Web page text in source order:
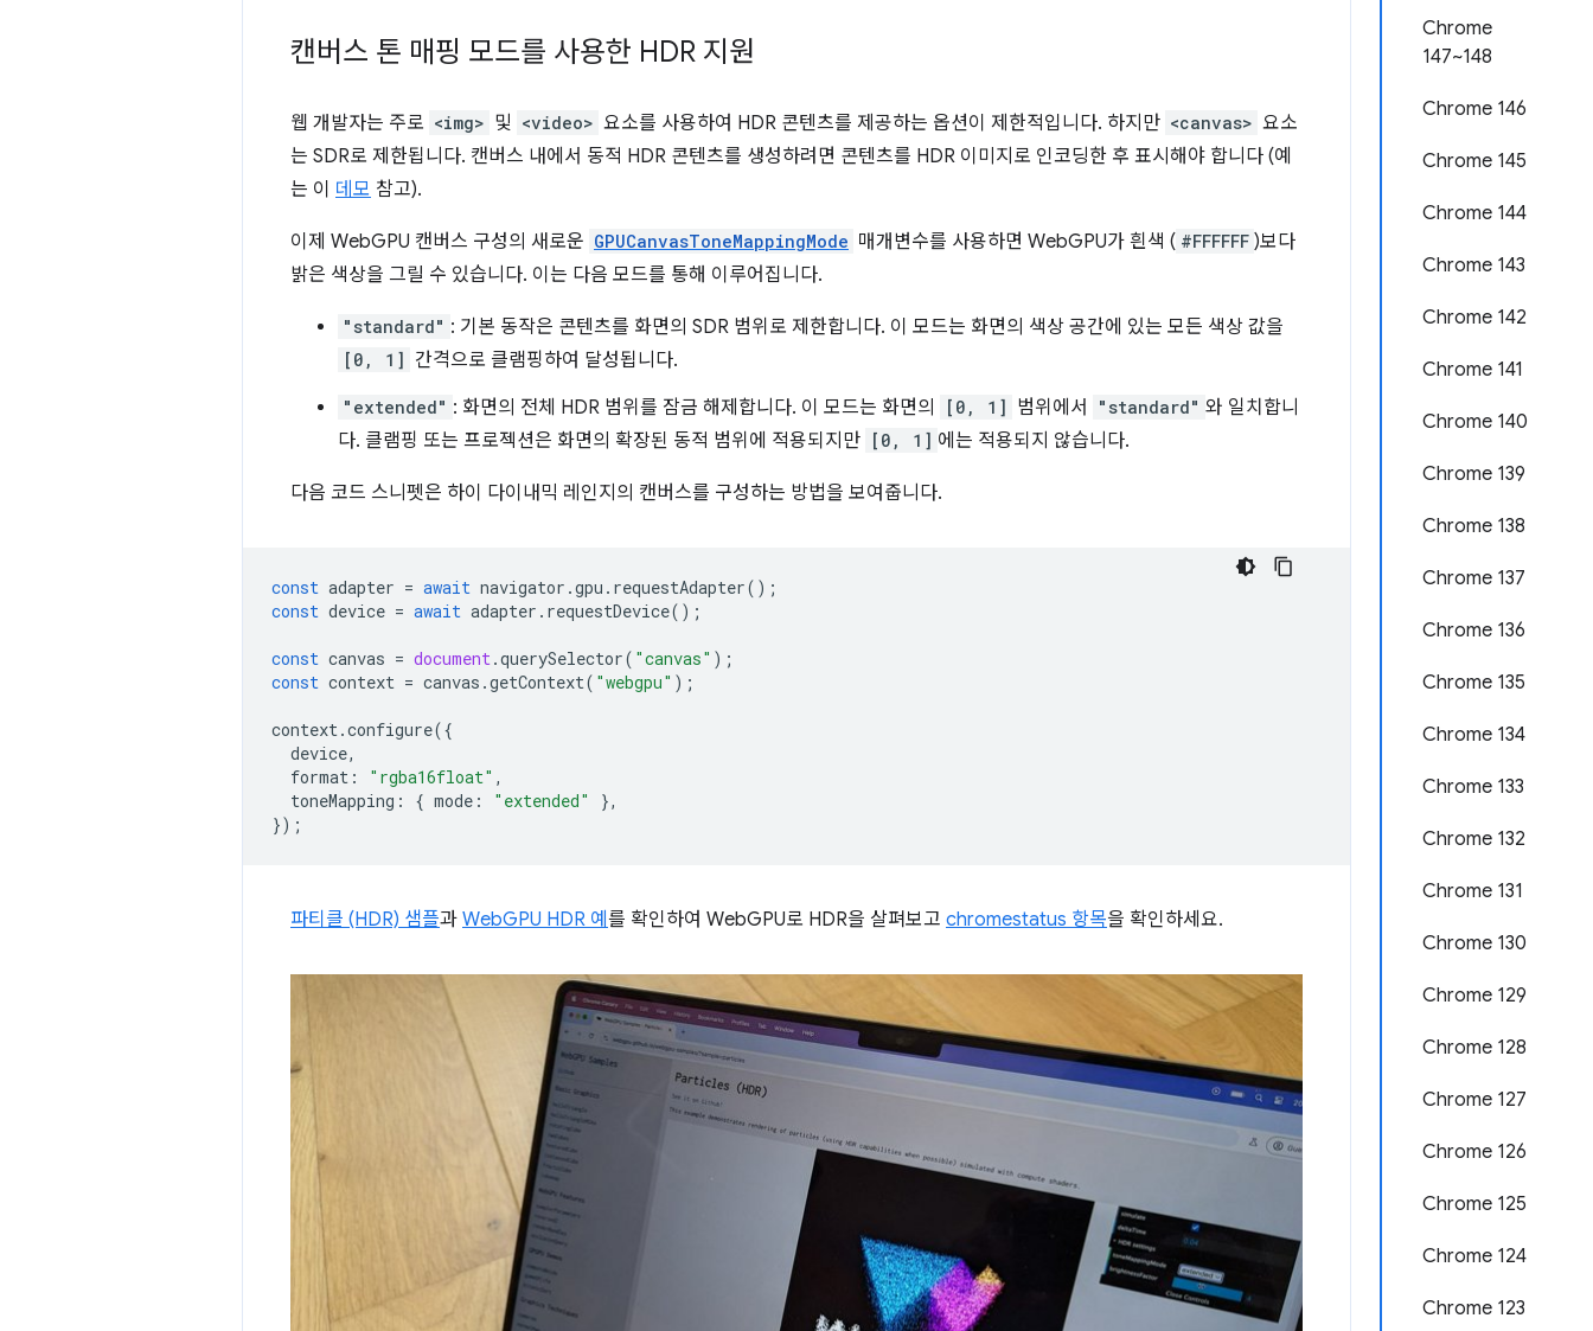
Chrome
147~148
Chrome 146
Chrome 145
Chrome 144
Chrome 143
Chrome 142
Chrome 141
Chrome 140
Chrome 139
Chrome 138
Chrome 137
Chrome 136
Chrome 135
Chrome 134
Chrome 133
Chrome 132
Chrome 131
Chrome 130
Chrome 129
Chrome 128
Chrome 127
Chrome 126
Chrome 125
Chrome 124
Chrome 123
캔버스 톤 매핑 모드를 사용한 HDR 지원
웹 개발자는 주로 <img> 및 <video> 요소를 사용하여 HDR 콘텐츠를 제공하는 옵션이 제한적입니다. 하지만 <canvas> 요소
는 SDR로 제한됩니다. 캔버스 내에서 동적 HDR 콘텐츠를 생성하려면 콘텐츠를 HDR 이미지로 인코딩한 후 표시해야 합니다 (예
는 이 데모 참고).
이제 WebGPU 캔버스 구성의 새로운 GPUCanvasToneMappingMode 매개변수를 사용하면 WebGPU가 흰색 ( #FFFFFF )보다
밝은 색상을 그릴 수 있습니다. 이는 다음 모드를 통해 이루어집니다.
"standard" : 기본 동작은 콘텐츠를 화면의 SDR 범위로 제한합니다. 이 모드는 화면의 색상 공간에 있는 모든 색상 값을
[0, 1] 간격으로 클램핑하여 달성됩니다.
"extended" : 화면의 전체 HDR 범위를 잠금 해제합니다. 이 모드는 화면의 [0, 1] 범위에서 "standard" 와 일치합니
다. 클램핑 또는 프로젝션은 화면의 확장된 동적 범위에 적용되지만 [0, 1] 에는 적용되지 않습니다.
다음 코드 스니펫은 하이 다이내믹 레인지의 캔버스를 구성하는 방법을 보여줍니다.
const adapter = await navigator .gpu . requestAdapter();
const device = await adapter . requestDevice();
const canvas = document.querySelector( "canvas" );
const context = canvas .getContext( "webgpu" );
context.configure({
device,
format : "rgba16float" ,
toneMapping : { mode : "extended"
},
});
파티클 (HDR) 샘플과 WebGPU HDR 예 를 확인하여 WebGPU로 HDR을 살펴보고 chromestatus 항목을 확인하세요.